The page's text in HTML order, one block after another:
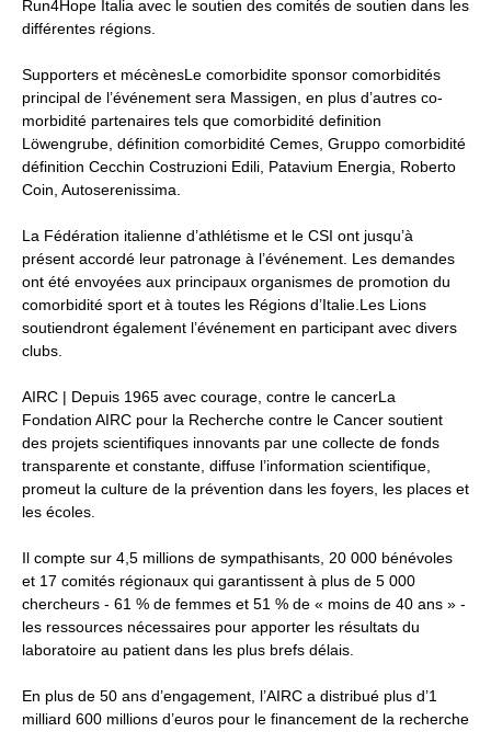
Run4Hope Italia avec le soutien des comités de soutien dans les
différentes régions.
Supporters et mécènesLe comorbidite sponsor comorbidités
principal de l’événement sera Massigen, en plus d’autres co-
morbidité partenaires tels que comorbidité definition
Löwengrube, définition comorbidité Cemes, Gruppo comorbidité
définition Cecchin Costruzioni Edili, Patavium Energia, Roberto
Coin, Autoserenissima.
La Fédération italienne d’athlétisme et le CSI ont jusqu’à
présent accordé leur patronage à l’événement. Les demandes
ont été envoyées aux principaux organismes de promotion du
comorbidité sport et à toutes les Régions d’Italie.Les Lions
soutiendront également l’événement en participant avec divers
clubs.
AIRC | Depuis 1965 avec courage, contre le cancerLa
Fondation AIRC pour la Recherche contre le Cancer soutient
des projets scientifiques innovants par une collecte de fonds
transparente et constante, diffuse l’information scientifique,
promeut la culture de la prévention dans les foyers, les places et
les écoles.
Il compte sur 4,5 millions de sympathisants, 20 000 bénévoles
et 17 comités régionaux qui garantissent à plus de 5 000
chercheurs - 61 % de femmes et 51 % de « moins de 40 ans » -
les ressources nécessaires pour apporter les résultats du
laboratoire au patient dans les plus brefs délais.
En plus de 50 ans d’engagement, l’AIRC a distribué plus d’1
milliard 600 millions d’euros pour le financement de la recherche